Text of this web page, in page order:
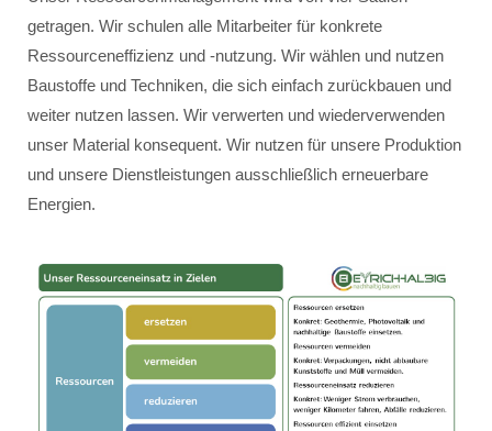
getragen. Wir schulen alle Mitarbeiter für konkrete
Ressourceneffizienz und -nutzung. Wir wählen und nutzen
Baustoffe und Techniken, die sich einfach zurückbauen und
weiter nutzen lassen. Wir verwerten und wiederverwenden
unser Material konsequent. Wir nutzen für unsere Produktion
und unsere Dienstleistungen ausschließlich erneuerbare
Energien.